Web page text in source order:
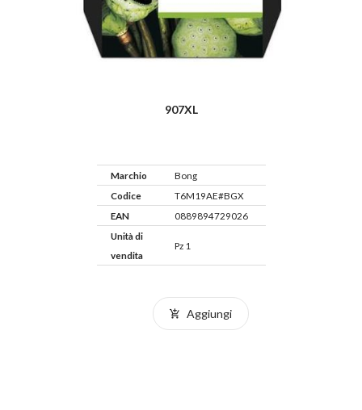
907XL
Marchio
Bong
Codice
T6M19AE#BGX
EAN
0889894729026
Unità di
vendita
Pz 1
Aggiungi